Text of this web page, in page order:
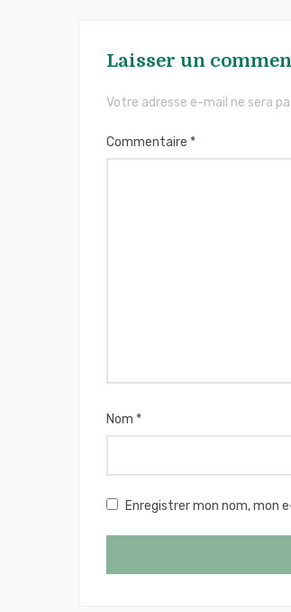
Laisser un
Votre adresse e-mail ne sera
Commentaire *
Nom *
Enregistrer mon nom, mon